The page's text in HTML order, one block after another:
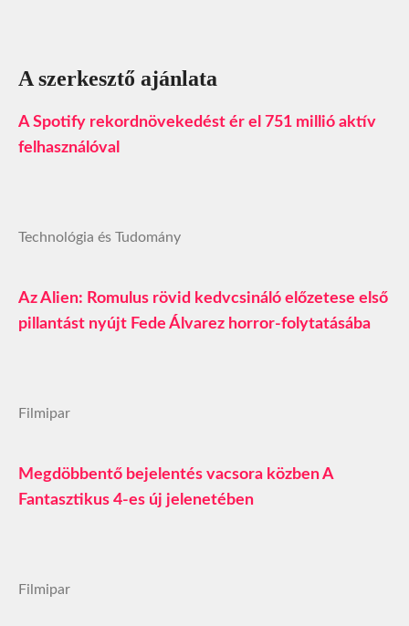
A szerkesztő ajánlata
A Spotify rekordnövekedést ér el 751 millió aktív
felhasználóval
Technológia és Tudomány
Az Alien: Romulus rövid kedvcsináló előzetese első
pillantást nyújt Fede Álvarez horror-folytatásába
Filmipar
Megdöbbentő bejelentés vacsora közben A
Fantasztikus 4-es új jelenetében
Filmipar